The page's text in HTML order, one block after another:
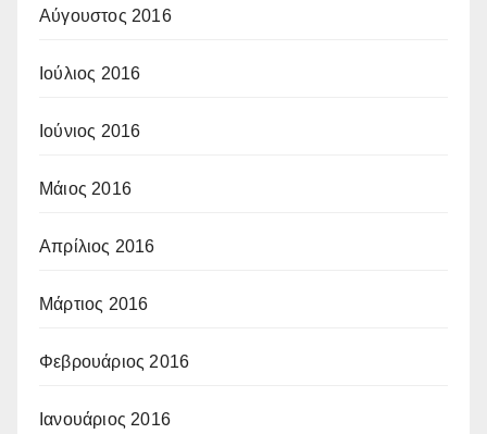
Αύγουστος 2016
Ιούλιος 2016
Ιούνιος 2016
Μάιος 2016
Απρίλιος 2016
Μάρτιος 2016
Φεβρουάριος 2016
Ιανουάριος 2016